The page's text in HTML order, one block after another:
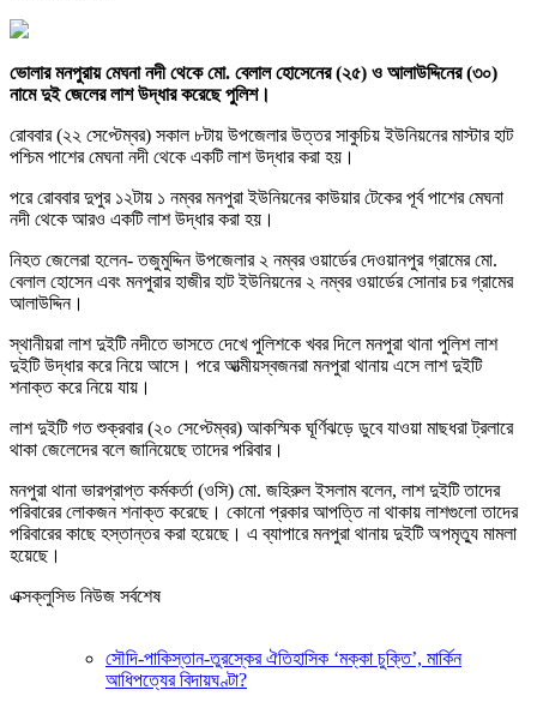
ভোলার মনপুরায় মেঘনা নদী থেকে মো. বেলাল হোসেনের (২৫) ও আলাউদ্দিনের (৩০)
নামে দুই জেলের লাশ উদ্ধার করেছে পুলিশ।
রোববার (২২ সেপ্টেম্বর) সকাল ৮টায় উপজেলার উত্তর সাকুচিয় ইউনিয়নের মাস্টার হাট
পশ্চিম পাশের মেঘনা নদী থেকে একটি লাশ উদ্ধার করা হয়।
পরে রোববার দুপুর ১২টায় ১ নম্বর মনপুরা ইউনিয়নের কাউয়ার টেকের পূর্ব পাশের মেঘনা
নদী থেকে আরও একটি লাশ উদ্ধার করা হয়।
নিহত জেলেরা হলেন- তজুমুদ্দিন উপজেলার ২ নম্বর ওয়ার্ডের দেওয়ানপুর গ্রামের মো.
বেলাল হোসেন এবং মনপুরার হাজীর হাট ইউনিয়নের ২ নম্বর ওয়ার্ডের সোনার চর গ্রামের
আলাউদ্দিন।
স্থানীয়রা লাশ দুইটি নদীতে ভাসতে দেখে পুলিশকে খবর দিলে মনপুরা থানা পুলিশ লাশ
দুইটি উদ্ধার করে নিয়ে আসে। পরে আত্মীয়স্বজনরা মনপুরা থানায় এসে লাশ দুইটি
শনাক্ত করে নিয়ে যায়।
লাশ দুইটি গত শুক্রবার (২০ সেপ্টেম্বর) আকস্মিক ঘূর্ণিঝড়ে ডুবে যাওয়া মাছধরা ট্রলারে
থাকা জেলেদের বলে জানিয়েছে তাদের পরিবার।
মনপুরা থানা ভারপ্রাপ্ত কর্মকর্তা (ওসি) মো. জহিরুল ইসলাম বলেন, লাশ দুইটি তাদের
পরিবারের লোকজন শনাক্ত করেছে। কোনো প্রকার আপত্তি না থাকায় লাশগুলো তাদের
পরিবারের কাছে হস্তান্তর করা হয়েছে। এ ব্যাপারে মনপুরা থানায় দুইটি অপমৃত্যু মামলা
হয়েছে।
এক্সক্লুসিভ নিউজ সর্বশেষ
সৌদি-পাকিস্তান-তুরস্কের ঐতিহাসিক ‘মক্কা চুক্তি’, মার্কিন
আধিপত্যের বিদায়ঘণ্টা?